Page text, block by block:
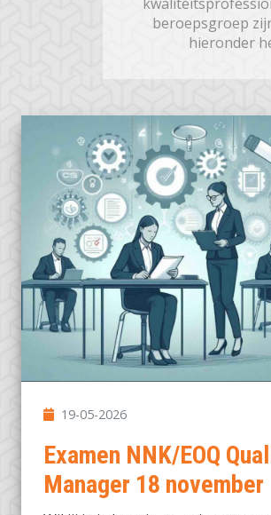
beroepsgroep
hieronder
19-05-2026
Examen NNK/EOQ
Manager 18 november